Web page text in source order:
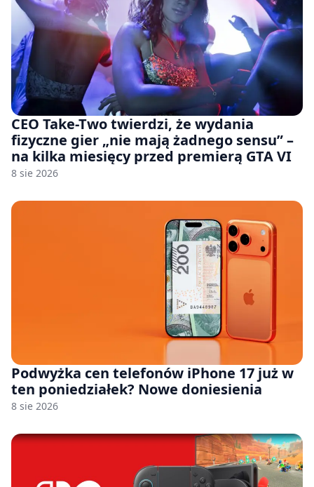
CEO Take-Two twierdzi, że wydania
fizyczne gier „nie mają żadnego sensu” –
na kilka miesięcy przed premierą GTA VI
8 sie 2026
Podwyżka cen telefonów iPhone 17 już w
ten poniedziałek? Nowe doniesienia
8 sie 2026